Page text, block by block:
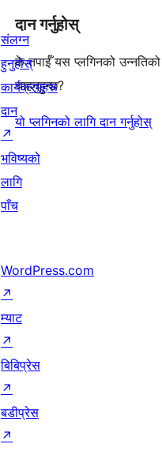
दान गर्नुहोस्
के तपाईँ यस प्लगिनको उन्नतिको
चाहनुहुन्छ?
यो प्लगिनको लागि दान गर्नुहोस्
संलग्न
हुनुहोस्
कार्यक्रमहरू
दान
↗
भविष्यको
लागि
पाँच
WordPress.com
↗
म्याट
↗
बिबिप्रेस
↗
बडीप्रेस
↗